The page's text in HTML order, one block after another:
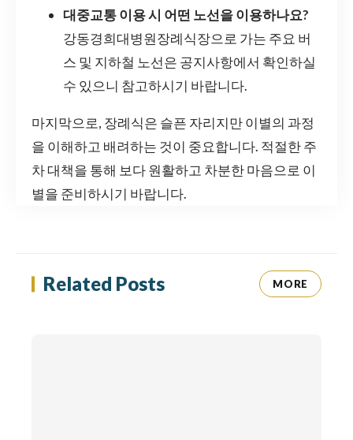
대중교통 이용 시 어떤 노선을 이용하나요?
강동경희대병원장례식장으로 가는 주요 버
스 및 지하철 노선은 공지사항에서 확인하실
수 있으니 참고하시기 바랍니다.
마지막으로, 장례식은 슬픈 자리지만 이별의 과정
을 이해하고 배려하는 것이 중요합니다. 적절한 주
차 대책을 통해 보다 원활하고 차분한 마음으로 이
별을 준비하시기 바랍니다.
Related Posts MORE